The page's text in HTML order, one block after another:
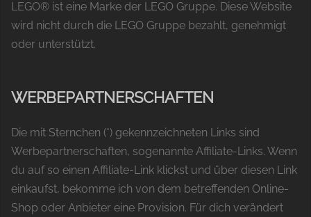
LEGO® ist eine Marke der LEGO Gruppe. Diese Website
wird nicht durch die LEGO Gruppe bezahlt, genehmigt
oder unterstützt.
WERBEPARTNERSCHAFTEN
Die mit Sternchen (*) gekennzeichneten Links sind
Werbepartnerschaften, sogenannte Affiliate-Links. Wenn
du auf so einen Affiliate-Link klickst und über diesen Link
einkaufst, bekomme ich von dem betreffenden Online-
Shop oder Anbieter eine Provision. Für dich verändert